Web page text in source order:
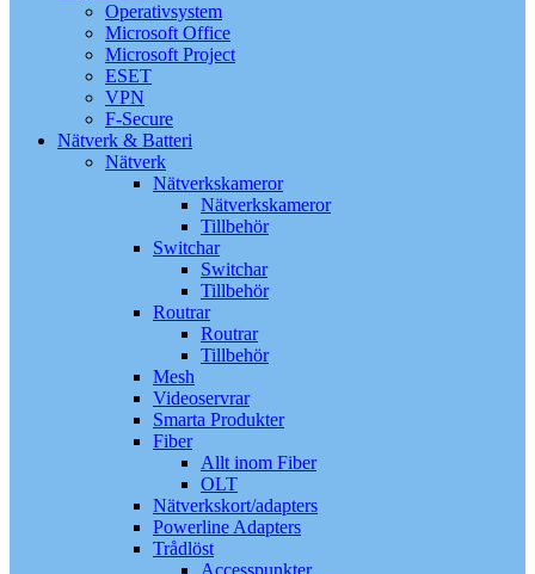
Operativsystem
Microsoft Office
Microsoft Project
ESET
VPN
F-Secure
Nätverk & Batteri
Nätverk
Nätverkskameror
Nätverkskameror
Tillbehör
Switchar
Switchar
Tillbehör
Routrar
Routrar
Tillbehör
Mesh
Videoservrar
Smarta Produkter
Fiber
Allt inom Fiber
OLT
Nätverkskort/adapters
Powerline Adapters
Trådlöst
Accesspunkter